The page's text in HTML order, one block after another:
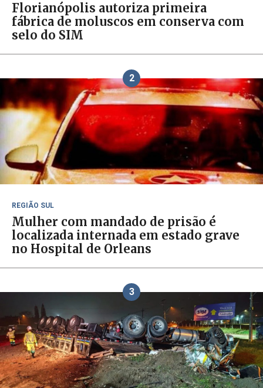
Florianópolis autoriza primeira
fábrica de moluscos em conserva com
selo do SIM
2
REGIÃO SUL
Mulher com mandado de prisão é
localizada internada em estado grave
no Hospital de Orleans
3